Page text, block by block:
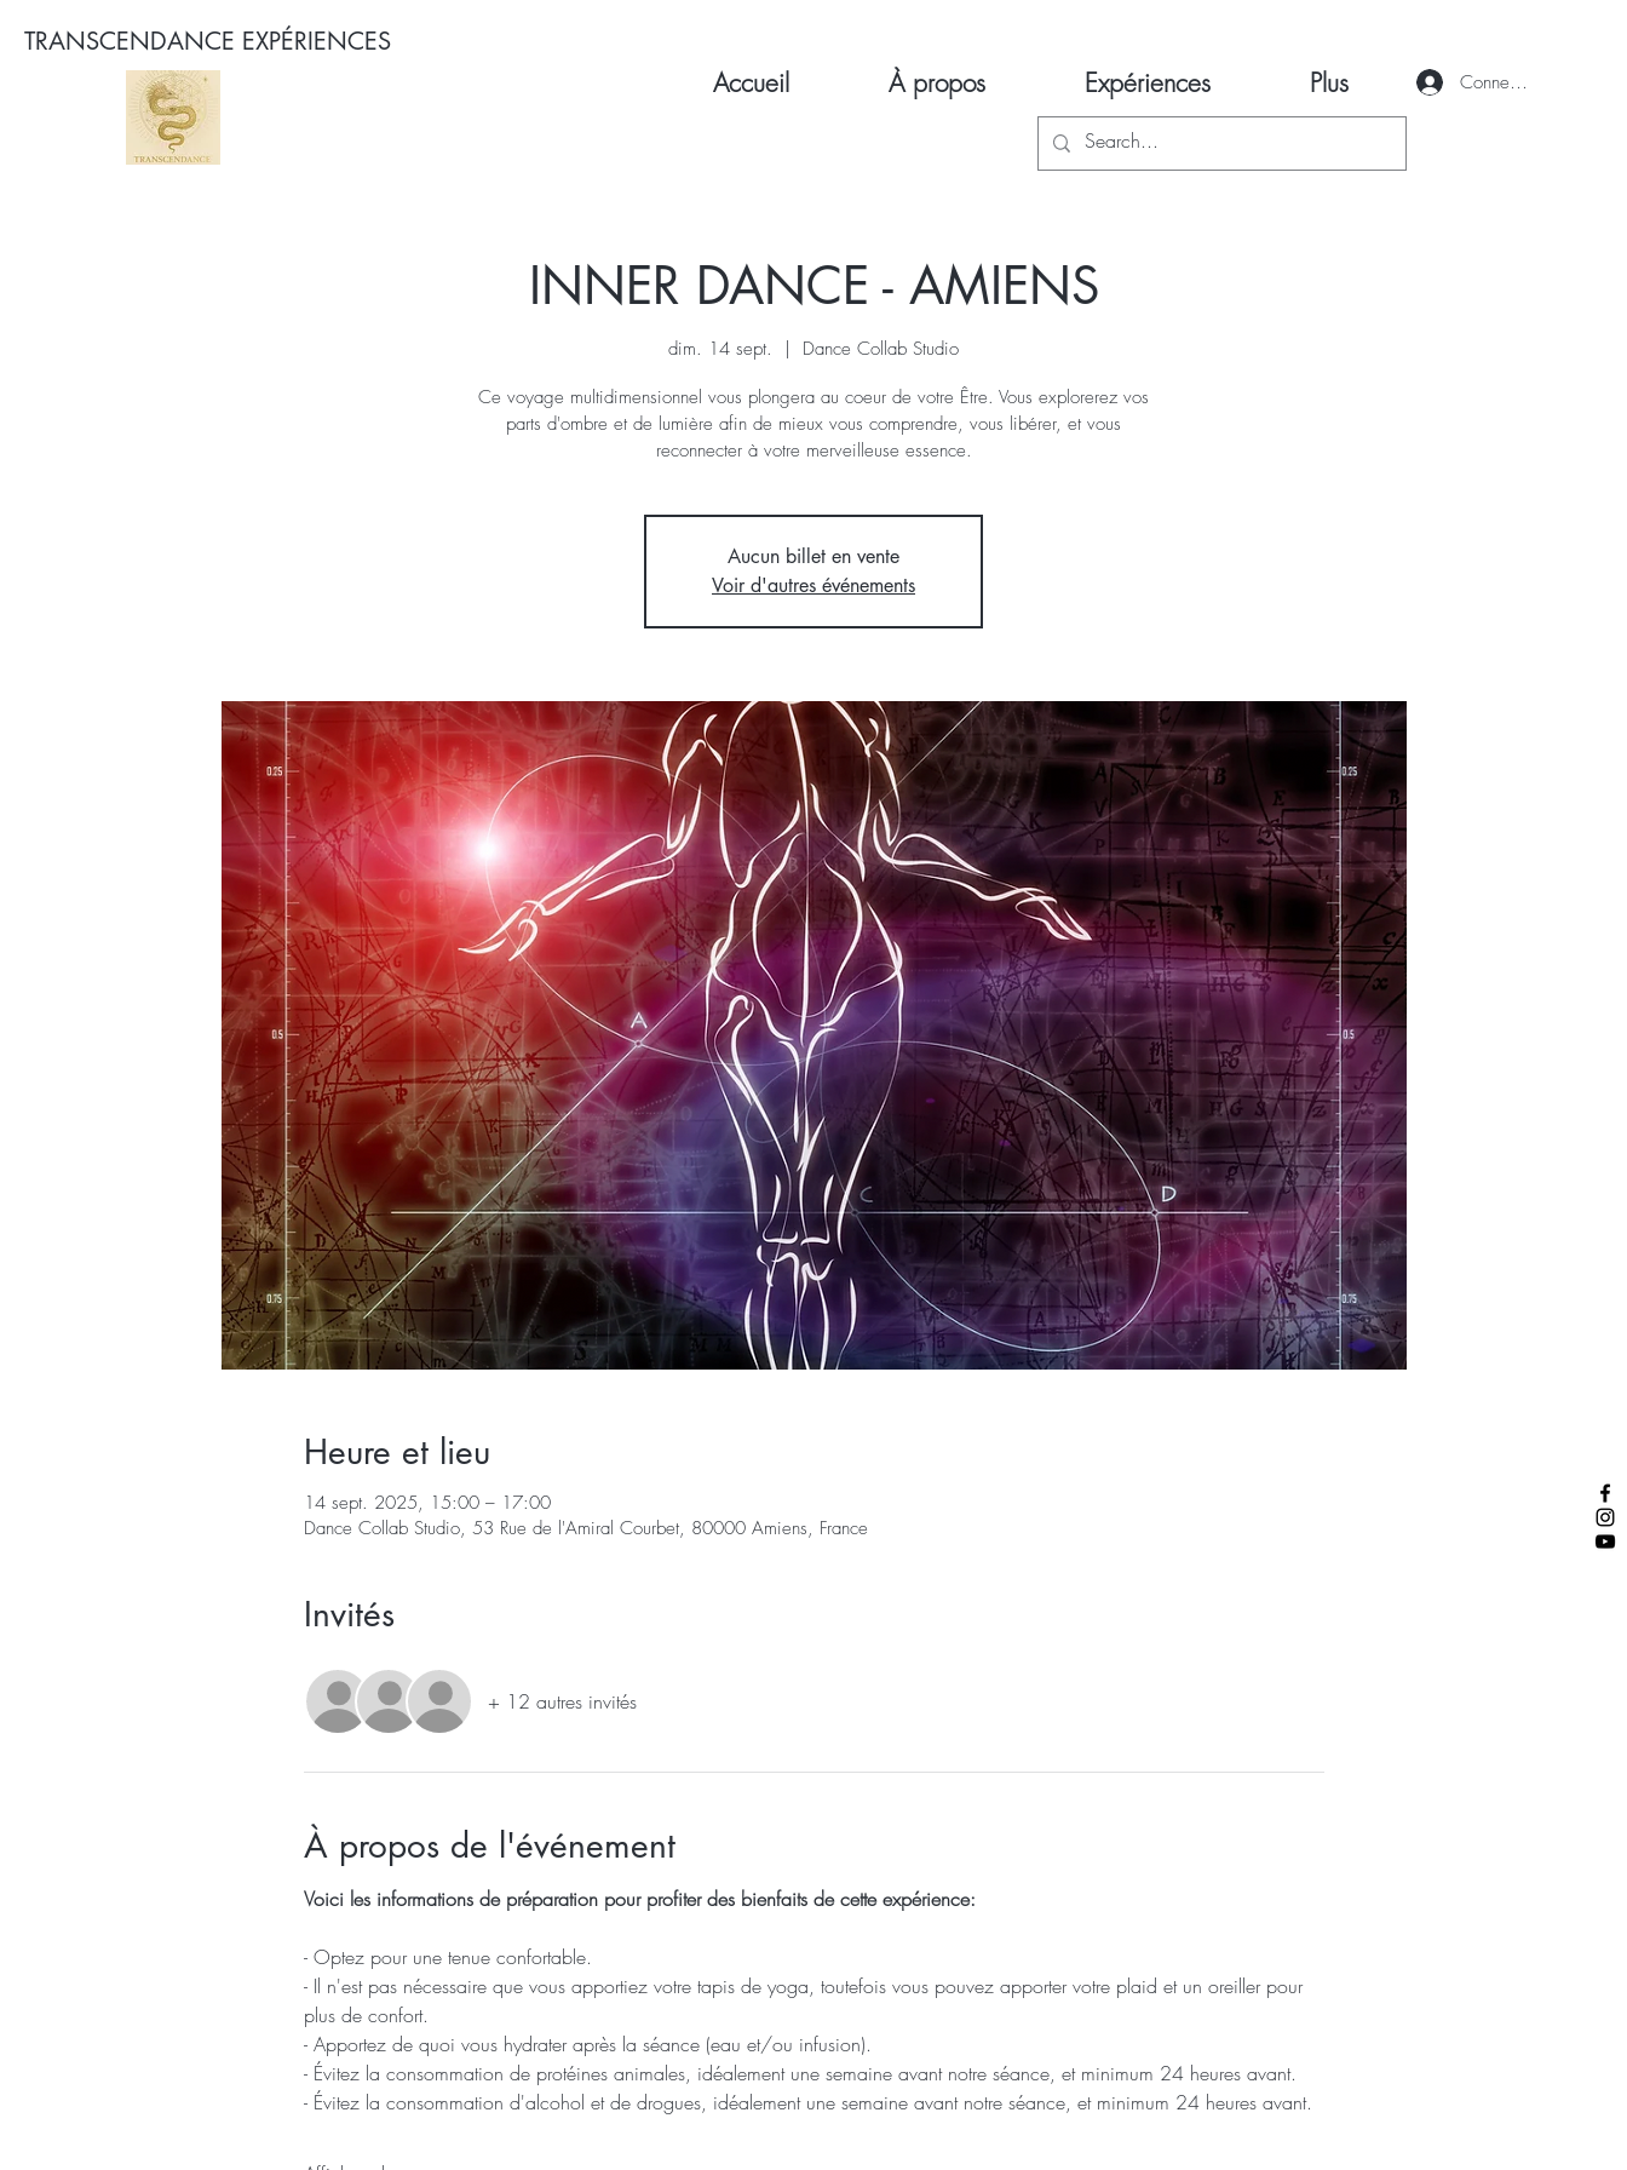
TRANSCENDANCE EXPÉRIENCES
Accueil À propos Expériences Plus Connexion
INNER DANCE - AMIENS
dim. 14 sept.
  |
Dance Collab Studio
Ce voyage multidimensionnel vous plongera au coeur de votre Être. Vous explorerez vos
parts d'ombre et de lumière afin de mieux vous comprendre, vous libérer, et vous
reconnecter à votre merveilleuse essence.
Aucun billet en vente
Voir d'autres événements
Heure et lieu
14 sept. 2025, 15:00 – 17:00
Dance Collab Studio, 53 Rue de l'Amiral Courbet, 80000 Amiens, France
Invités
+ 12 autres invités
À propos de l'événement
Voici les informations de préparation pour profiter des bienfaits de cette expérience:
- Optez pour une tenue confortable.
- Il n'est pas nécessaire que vous apportiez votre tapis de yoga, toutefois vous pouvez apporter votre plaid et un oreiller pour
plus de confort.
- Apportez de quoi vous hydrater après la séance (eau et/ou infusion).
- Évitez la consommation de protéines animales, idéalement une semaine avant notre séance, et minimum 24 heures avant.
- Évitez la consommation d'alcohol et de drogues, idéalement une semaine avant notre séance, et minimum 24 heures avant.